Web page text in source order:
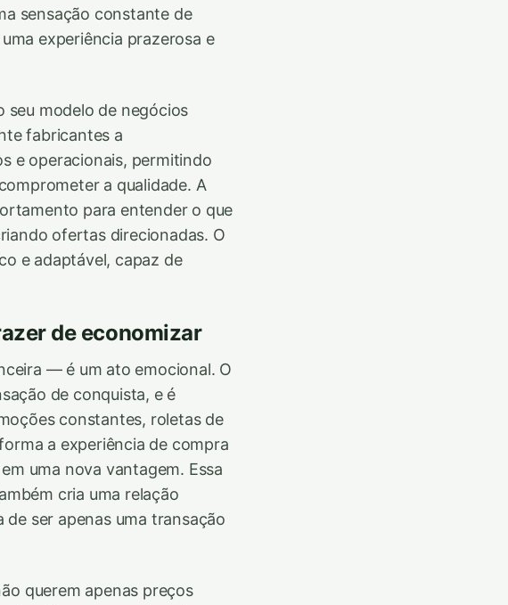
sensação constante de
experiência prazerosa e
seu modelo de negócios
fabricantes a
e operacionais, permitindo
a qualidade. A
para entender o que
ofertas direcionadas. O
e adaptável, capaz de
de economizar
— é um ato emocional. O
de conquista, e é
constantes, roletas de
a experiência de compra
uma nova vantagem. Essa
cria uma relação
ser apenas uma transação
querem apenas preços